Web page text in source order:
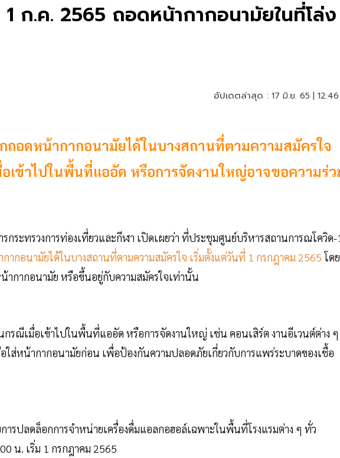
ก.ค. 2565 ถอดหน้ากากอนามัยในที่โล่ง
อัปเดตล่าสุด : 17 มิ.ย. 65 |
อดหน้ากากอนามัยได้ในบางสถานที่ตามความสมัครใจ
อเข้าไปในพื้นที่แออัด หรือการจัดงานใหญ่อาจขอความร่
ระทรวงการท่องเที่ยวและกีฬา เปิดเผยว่า ที่ประชุมศูนย์บริหารสถานการณโควิด-
ากอนามัยได้ในบางสถานที่ตามความสมัครใจ เริ่มตั้งแต่วันที่ 1 กรกฎาคม 2565โดย
ากากอนามัย หรือขึ้นอยู่กับความสมัครใจเท่านั้น
กรณีเมื่อเข้าไปในพื้นที่แออัด หรือการจัดงานใหญ่ เช่น คอนเสิร์ต งานอีเวนต์ต่าง
ใส่หน้ากากอนามัยก่อน เพื่อป้องกันความปลอดภัยเกี่ยวกับการแพร่ระบาดของเชื้อ
รปลดล็อกการจำหน่ายเครื่องดื่มแอลกอฮอล์เฉพาะในพื้นที่โรงแรมต่าง ๆ ทั่ว
น. เริ่ม 1 กรกฎาคม 2565